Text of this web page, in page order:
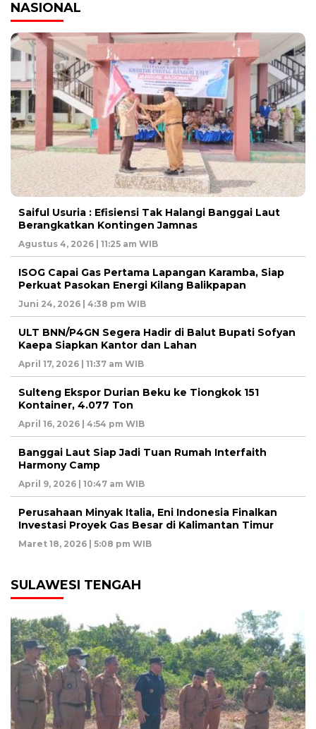
NASIONAL
Saiful Usuria : Efisiensi Tak Halangi Banggai Laut
Berangkatkan Kontingen Jamnas
Agustus 4, 2026 | 11:25 am WIB
ISOG Capai Gas Pertama Lapangan Karamba, Siap
Perkuat Pasokan Energi Kilang Balikpapan
Juni 24, 2026 | 4:38 pm WIB
ULT BNN/P4GN Segera Hadir di Balut Bupati Sofyan
Kaepa Siapkan Kantor dan Lahan
April 17, 2026 | 11:37 am WIB
Sulteng Ekspor Durian Beku ke Tiongkok 151
Kontainer, 4.077 Ton
April 16, 2026 | 4:54 pm WIB
Banggai Laut Siap Jadi Tuan Rumah Interfaith
Harmony Camp
April 9, 2026 | 10:47 am WIB
Perusahaan Minyak Italia, Eni Indonesia Finalkan
Investasi Proyek Gas Besar di Kalimantan Timur
Maret 18, 2026 | 5:08 pm WIB
SULAWESI TENGAH